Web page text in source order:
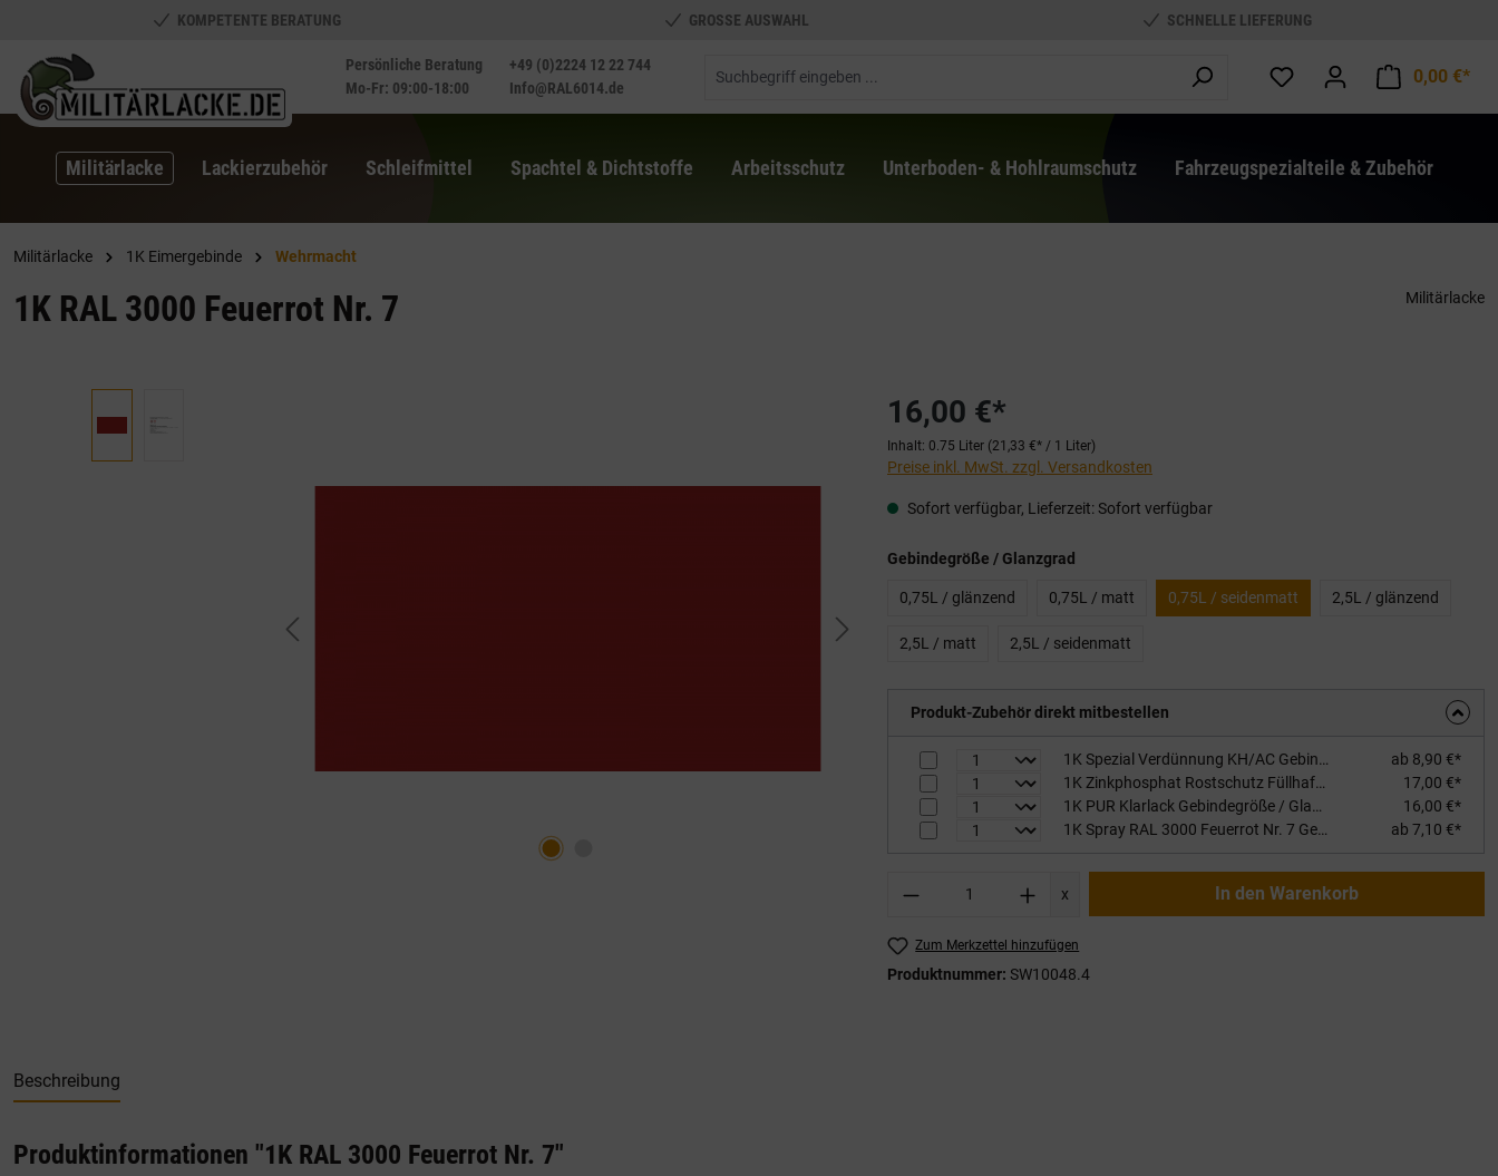
Zur Hauptnavigation springen
KOMPETENTE BERATUNG GROSSE AUSWAHL SCHNELLE LIEFERUNG
Persönliche Beratung
Mo-Fr: 09:00-18:00
+49 (0)2224 12 22 744
Info@RAL6014.de
0,00 €*
Militärlacke Lackierzubehör Schleifmittel Spachtel & Dichtstoffe Arbeitsschutz Unterboden- & Hohlraumschutz Fahrzeugspezialteile & Zubehör
Militärlacke 1K Eimergebinde Wehrmacht
1K RAL 3000 Feuerrot Nr. 7 Militärlacke
16,00 €*
Inhalt: 0.75 Liter (21,33 €* / 1 Liter)
Preise inkl. MwSt. zzgl. Versandkosten
Sofort verfügbar, Lieferzeit: Sofort verfügbar
Gebindegröße / Glanzgrad
0,75L / glänzend 0,75L / matt 0,75L / seidenmatt 2,5L / glänzend
2,5L / matt 2,5L / seidenmatt
Produkt-Zubehör direkt mitbestellen
1K Spezial Verdünnung KH/AC Gebindegröße: 1L
ab 8,90 €*
1K Zinkphosphat Rostschutz Füllhaftgrundierung Gebindegröße / Farbton: 1kg / rotbraun
17,00 €*
1K PUR Klarlack Gebindegröße / Glanzgrad: 0,75L seidenmatt
16,00 €*
1K Spray RAL 3000 Feuerrot Nr. 7 Gebindegröße / Glanzgrad: 400ml / seidenmatt
ab 7,10 €*
Produkt Anzahl: Gib den gewünschten Wert ein
x In den Warenkorb
Zum Merkzettel hinzufügen
Produktnummer: SW10048.4
Beschreibung
Produktinformationen "1K RAL 3000 Feuerrot Nr. 7"